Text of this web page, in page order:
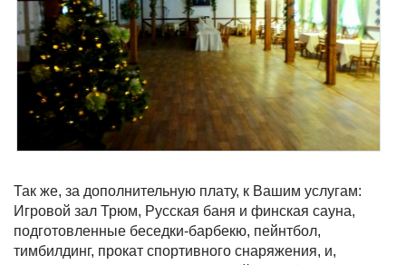
Так же, за дополнительную плату, к Вашим услугам:
Игровой зал Трюм, Русская баня и финская сауна,
подготовленные беседки-барбекю, пейнтбол,
тимбилдинг, прокат спортивного снаряжения, и,